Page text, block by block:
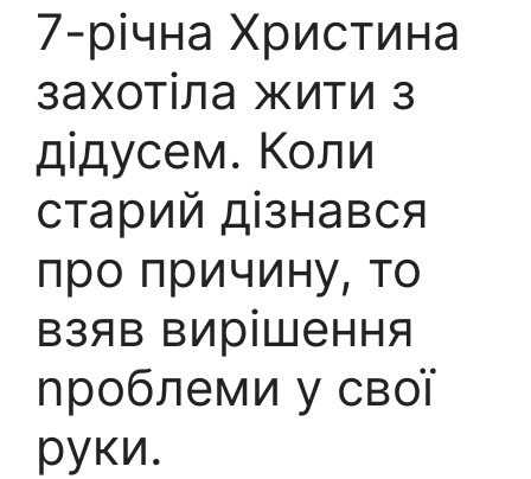
7-річна Христина
захотіла жити з
дідусем. Коли
старий дізнався
про причину, то
взяв вирішення
nроблеми у свої
руки.